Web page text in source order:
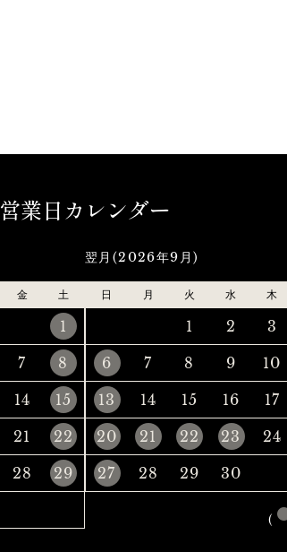
営業日カレンダー
金 土
1
7 8
14 15
21 22
28 29
翌月(2026年9月)
日 月 火 水 木
1 2 3
6 7 8 9 10
13 14 15 16 17
20 21 22 23 24
27 28 29 30
(